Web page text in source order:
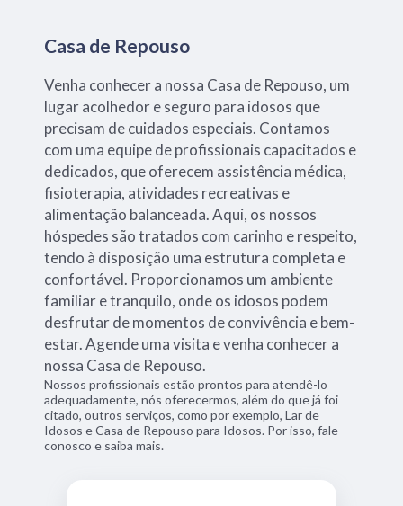
Casa de Repouso
Venha conhecer a nossa Casa de Repouso, um
lugar acolhedor e seguro para idosos que
precisam de cuidados especiais. Contamos
com uma equipe de profissionais capacitados e
dedicados, que oferecem assistência médica,
fisioterapia, atividades recreativas e
alimentação balanceada. Aqui, os nossos
hóspedes são tratados com carinho e respeito,
tendo à disposição uma estrutura completa e
confortável. Proporcionamos um ambiente
familiar e tranquilo, onde os idosos podem
desfrutar de momentos de convivência e bem-
estar. Agende uma visita e venha conhecer a
nossa Casa de Repouso.
Nossos profissionais estão prontos para atendê-lo
adequadamente, nós oferecermos, além do que já foi
citado, outros serviços, como por exemplo, Lar de
Idosos e Casa de Repouso para Idosos. Por isso, fale
conosco e saiba mais.